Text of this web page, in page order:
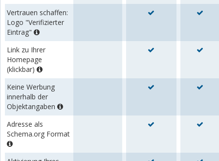
Vertrauen schaffen:
Logo "Verifizierter
Eintrag"
Link zu Ihrer
Homepage
(klickbar)
Keine Werbung
innerhalb der
Objektangaben
Adresse als
Schema.org Format